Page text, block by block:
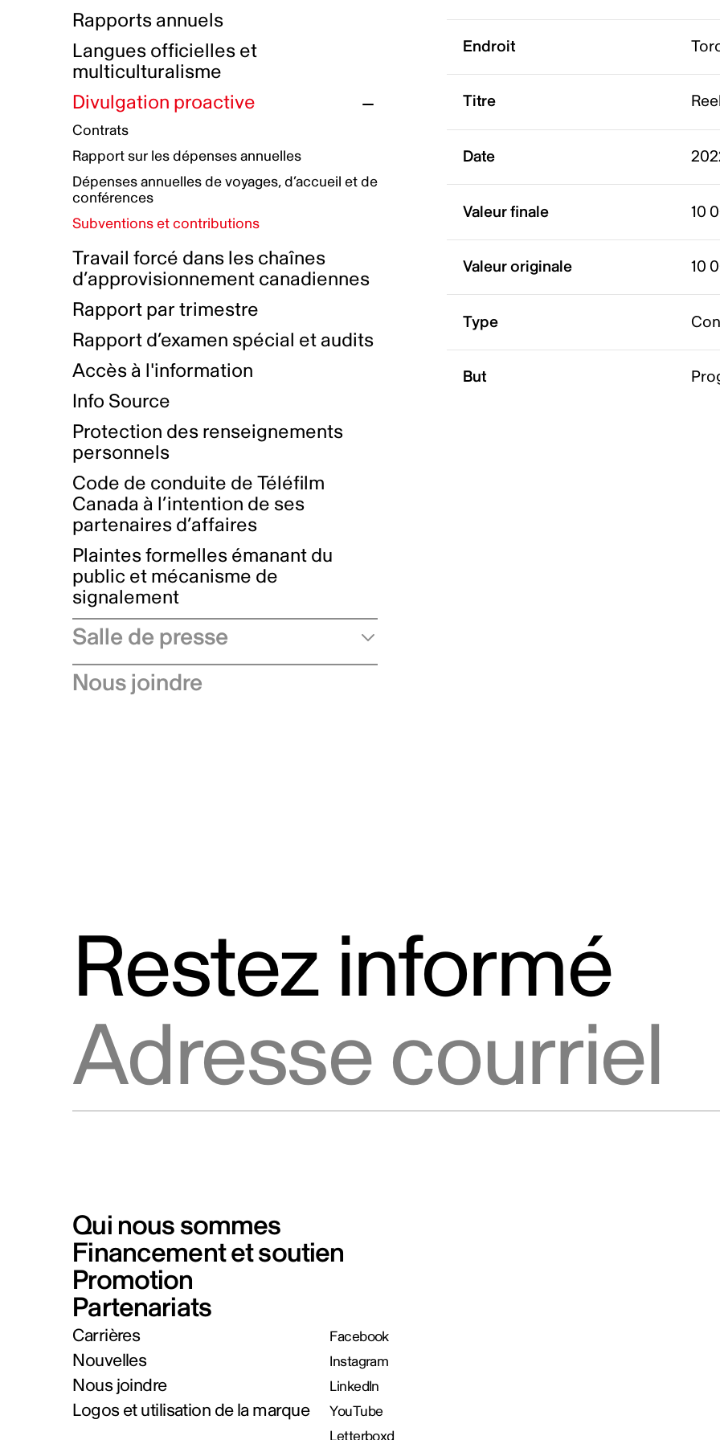
Initiatives autochtones
Plan de réconciliation autochtone
Groupe de travail autochtone
Principes directeurs sur le
harcèlement
Plan d’action pour la parité
Plan d'équité, de diversité,
d'inclusion et d'accessibilité
Boîte à outils pour le récit authentique
Collecte de données et l’auto-identification
Plan d'accessibilité
Rémunération et avantages
Prix et certifications
Nos valeurs d’entreprise
Rapports annuels
Langues officielles et
multiculturalisme
Divulgation proactive
Contrats
Rapport sur les dépenses annuelles
Dépenses annuelles de voyages, d’accueil et de
conférences
Subventions et contributions
Travail forcé dans les chaînes
d’approvisionnement canadiennes
Rapport par trimestre
Rapport d’examen spécial et audits
Accès à l'information
Info Source
Protection des renseignements
personnels
Code de conduite de Téléfilm
Canada à l’intention de ses
partenaires d’affaires
Plaintes formelles émanant du
public et mécanisme de
signalement
Salle de presse
Communiqués de presse
Nous joindre
Endroit
Titre
Date
Valeur finale 10
Valeur originale 10
Type
But
Restez informé
Qui nous sommes
Financement et soutien
Promotion
Partenariats
Carrières
Nouvelles
Nous joindre
Logos et utilisation de la marque
Facebook
Instagram
LinkedIn
YouTube
Letterboxd